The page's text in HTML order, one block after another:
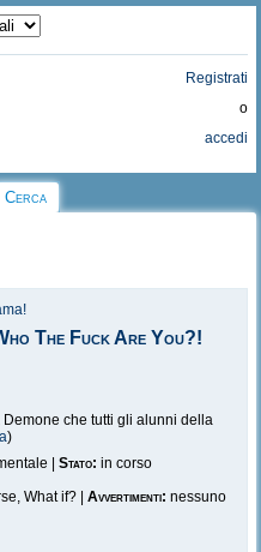
Registrati
o
accedi
Cerca
The Fuck Are You?!
che tutti gli alunni della
)
| Stato: in corso
What if? | Avvertimenti: nessuno